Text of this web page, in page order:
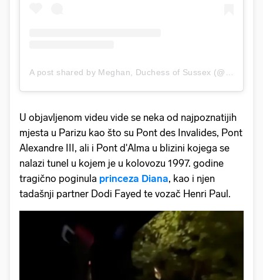
A post shared by Meghan, Duchess of Sussex (@meghan)
U objavljenom videu vide se neka od najpoznatijih
mjesta u Parizu kao što su Pont des Invalides, Pont
Alexandre III, ali i Pont d'Alma u blizini kojega se
nalazi tunel u kojem je u kolovozu 1997. godine
tragično poginula princeza Diana, kao i njen
tadašnji partner Dodi Fayed te vozač Henri Paul.